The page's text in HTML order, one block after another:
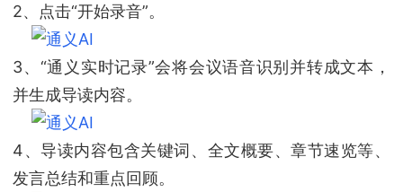
2、点击“开始录音”。
3、“通义实时记录”会将会议语音识别并转成文本，
并生成导读内容。
4、导读内容包含关键词、全文概要、章节速览等、
发言总结和重点回顾。